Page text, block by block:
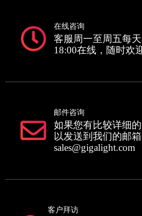
在线咨询
客服周一至周五每
18:00在线，随时欢
邮件咨询
如果您有比较详细
以发送到我们的邮箱
sales@gigalight.com
客户拜访